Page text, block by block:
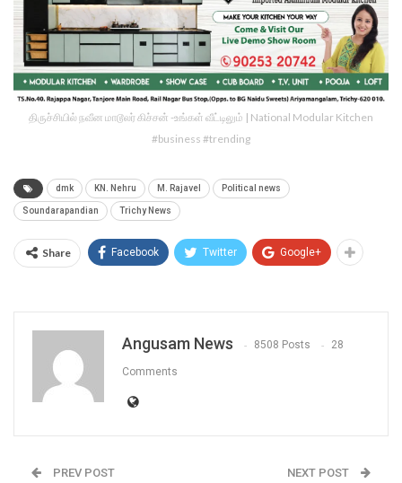
திருச்சியில் நவீன மாடூலர் கிச்சன் -உங்கள் வீட்டிலும் | National Modular Kitchen
#business #trending
dmk KN. Nehru M. Rajavel Political news
Soundarapandian Trichy News
Share Facebook Twitter Google+
Angusam News 8508 Posts 28
Comments
PREV POST NEXT POST